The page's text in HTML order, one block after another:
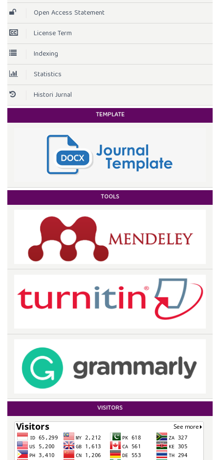
Open Access Statement
License Term
Indexing
Statistics
Histori Jurnal
TEMPLATE
TOOLS
VISITORS